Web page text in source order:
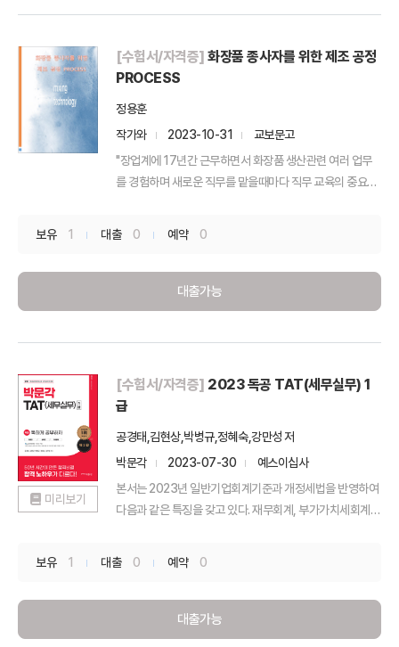
[수험서/자격증] 화장품 종사자를 위한 제조 공정
PROCESS
정용훈
작가와
2023-10-31
교보문고
"장업계에 17년간 근무하면서 화장품 생산관련 여러 업무
를 경험하며 새로운 직무를 맡을때마다 직무 교육의 중요성
보유 1 대출 0 예약 0
대출가능
미리보기
[수험서/자격증] 2023 독공 TAT(세무실무) 1
급
공경태,김현상,박병규,정혜숙,강만성 저
박문각
2023-07-30
예스이십사
본서는 2023년 일반기업회계기준과 개정세법을 반영하여
다음과 같은 특징을 갖고 있다. 재무회계, 부가가치세회계,
보유 1 대출 0 예약 0
대출가능